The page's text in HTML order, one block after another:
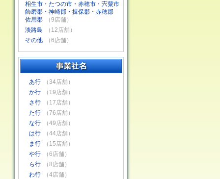
相生市・たつの市・赤穂市・宍粟市
飾磨郡・神崎郡・揖保郡・赤穂郡
佐用郡
（9店舗）
淡路島
（12店舗）
その他
（6店舗）
あ行
（34店舗）
か行
（19店舗）
さ行
（17店舗）
た行
（76店舗）
な行
（49店舗）
は行
（44店舗）
ま行
（15店舗）
や行
（6店舗）
ら行
（8店舗）
わ行
（4店舗）